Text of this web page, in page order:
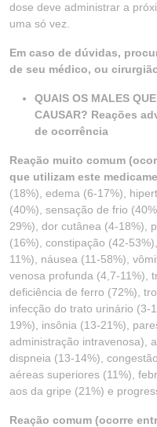
dose deve administrar a
uma só vez.
Em caso de dúvidas,
de seu médico, ou
QUAIS OS MALES
CAUSAR? Reações
de ocorrência
Reação muito comum
que utilizam este
(18%), edema (6-17%),
(40%), sensação de frio
29%), dor cutânea (4-18%),
(16%), constipação (42-
11%), náusea (11-58%),
venosa profunda (4,7-11%),
deficiência de ferro (72%),
infecção do trato urinário (3-
19%), insônia (13-21%),
administração intravenosa),
dispneia (13-14%),
aéreas superiores (11%),
aos da gripe (21%) e
Reação comum (ocorre